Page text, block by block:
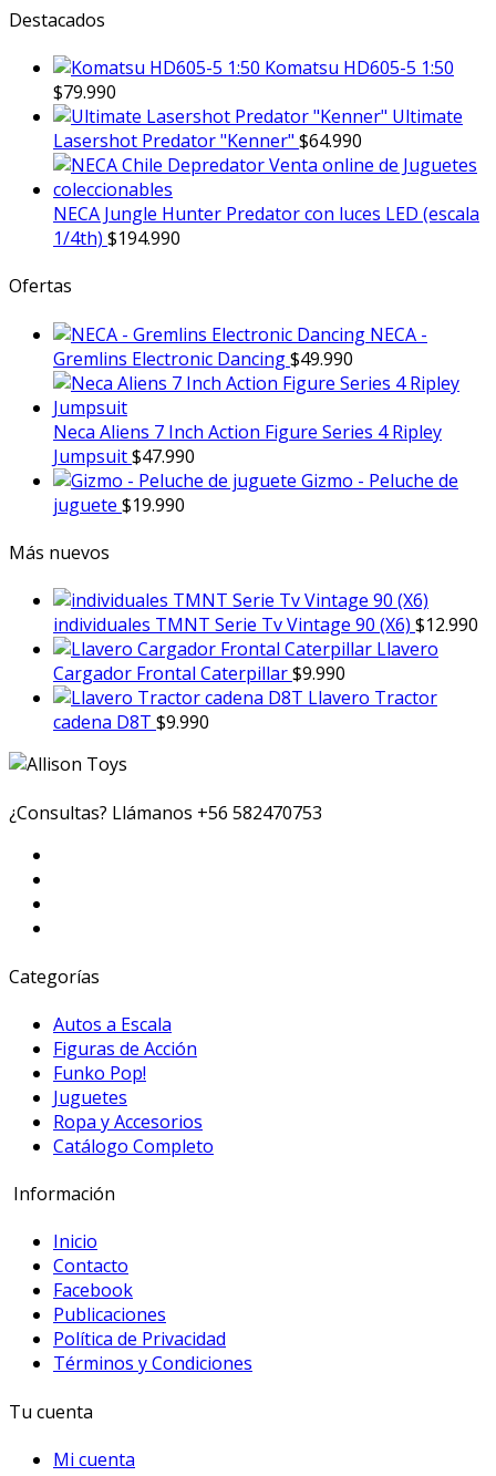
Destacados
Komatsu HD605-5 1:50
$79.990
Ultimate
Lasershot Predator "Kenner" $64.990
NECA Jungle Hunter Predator con luces LED (escala
1/4th) $194.990
Ofertas
NECA -
Gremlins Electronic Dancing$49.990
Neca Aliens 7 Inch Action Figure Series 4 Ripley
Jumpsuit$47.990
Gizmo - Peluche de
juguete $19.990
Más nuevos
individuales TMNT Serie Tv Vintage 90 (X6) $12.990
Llavero
Cargador Frontal Caterpillar$9.990
Llavero Tractor
cadena D8T $9.990
¿Consultas? Llámanos +56 582470753
Categorías
Autos a Escala
Figuras de Acción
Funko Pop!
Juguetes
Ropa y Accesorios
Catálogo Completo
Información
Inicio
Contacto
Facebook
Publicaciones
Política de Privacidad
Términos y Condiciones
Tu cuenta
Mi cuenta